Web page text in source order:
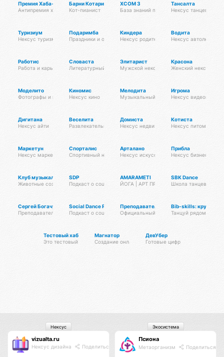
Премия Хаба-Хаба
Антипремия хабов
Барни Котариен
Кот-пианист
XCOM 3
База знаний по XCOM 3
Тансалта
Нексус танцев
Туризиум
Нексус туризма
Подаримба
Праздники и отдых
Киндера
Нексус родителей
Водита
Нексус
Работис
Работа и карьера
Словаста
Литературный нексус
Элитарист
Мужской нексус
Красона
Женский нексус
Моделито
Фотографы и модели
Киномис
Нексус кино
Мелодита
Музыкальный нексус
Игрома
Нексус видеоигр
Дигитана
Нексус айти
Веселита
Развлекательный нексус
Домиста
Нексус недвижимости
Котиста
Нексус питомцев
Маркетун
Нексус маркетинга
Спорталис
Спортивный нексус
Арталано
Нексус искусств
Прибла
Нексус бизнеса
Клуб музыкальных животных
Животные создают музыку
SDP
Подкаст о социальных танцах
AMARAMETI
ЙОГА | АРТ ПРАКТИКИ | МЕДИТАЦИИ
SBK Dance
Школа танцев –
Сергей Богачук
Преподаватель сальсы и бачаты
Social Dance Podcast
Подкаст о социальных танцах
Преподаватели танцев
Официальный клуб Тансалты
Bib-skills: кружки и
Танцуй рядом с
Тестовый хаб для тестирования хабов
Это тестовый хаб
Магнатор
Создание онлайн-платформ и систем
ДевУбер
Готовые цифровые решения
vizualta.ru
Нексус дизайна Поделиться
Нексус
Псиона
Метаорганизм Поделиться
Экосистема